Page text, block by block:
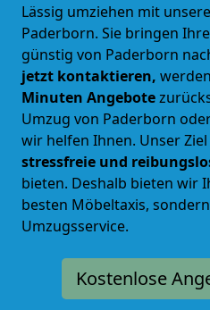
Lässig umziehen mit
Paderborn. Sie bringen
günstig von Paderborn
jetzt kontaktieren,
Minuten Angebote
Umzug von Paderborn
wir helfen Ihnen. Unser
stressfreie und
bieten. Deshalb bieten wir
besten Möbeltaxis,
Umzugsservice.
Kostenlose